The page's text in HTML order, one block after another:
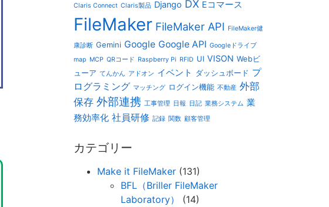
Claris Connect Claris製品 Django DX Eコマース
FileMaker FileMaker API FileMaker健
康診断 Gemini Google Google API Googleドライブ
map MCP QRコード Raspberry Pi RFID UI VISON Webビ
ューア てんかん アドオン イベント ダッシュボード プ
ログラミング マッチング ログイン機能 不動産 外部
保存 外部連携 工事管理 日報 日記 業務システム 業
務効率化 社員研修 記録 関数 顧客管理
カテゴリー
Make it FileMaker (131)
BFL（Briller FileMaker
Laboratory）
(14)